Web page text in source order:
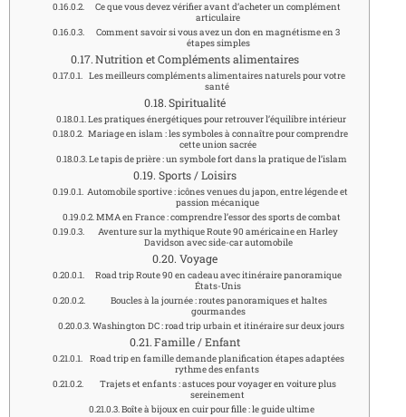
Ce que vous devez vérifier avant d’acheter un complément
articulaire
Comment savoir si vous avez un don en magnétisme en 3
étapes simples
Nutrition et Compléments alimentaires
Les meilleurs compléments alimentaires naturels pour votre
santé
Spiritualité
Les pratiques énergétiques pour retrouver l’équilibre intérieur
Mariage en islam : les symboles à connaître pour comprendre
cette union sacrée
Le tapis de prière : un symbole fort dans la pratique de l’islam
Sports / Loisirs
Automobile sportive : icônes venues du japon, entre légende et
passion mécanique
MMA en France : comprendre l’essor des sports de combat
Aventure sur la mythique Route 90 américaine en Harley
Davidson avec side-car automobile
Voyage
Road trip Route 90 en cadeau avec itinéraire panoramique
États-Unis
Boucles à la journée : routes panoramiques et haltes
gourmandes
Washington DC : road trip urbain et itinéraire sur deux jours
Famille / Enfant
Road trip en famille demande planification étapes adaptées
rythme des enfants
Trajets et enfants : astuces pour voyager en voiture plus
sereinement
Boîte à bijoux en cuir pour fille : le guide ultime